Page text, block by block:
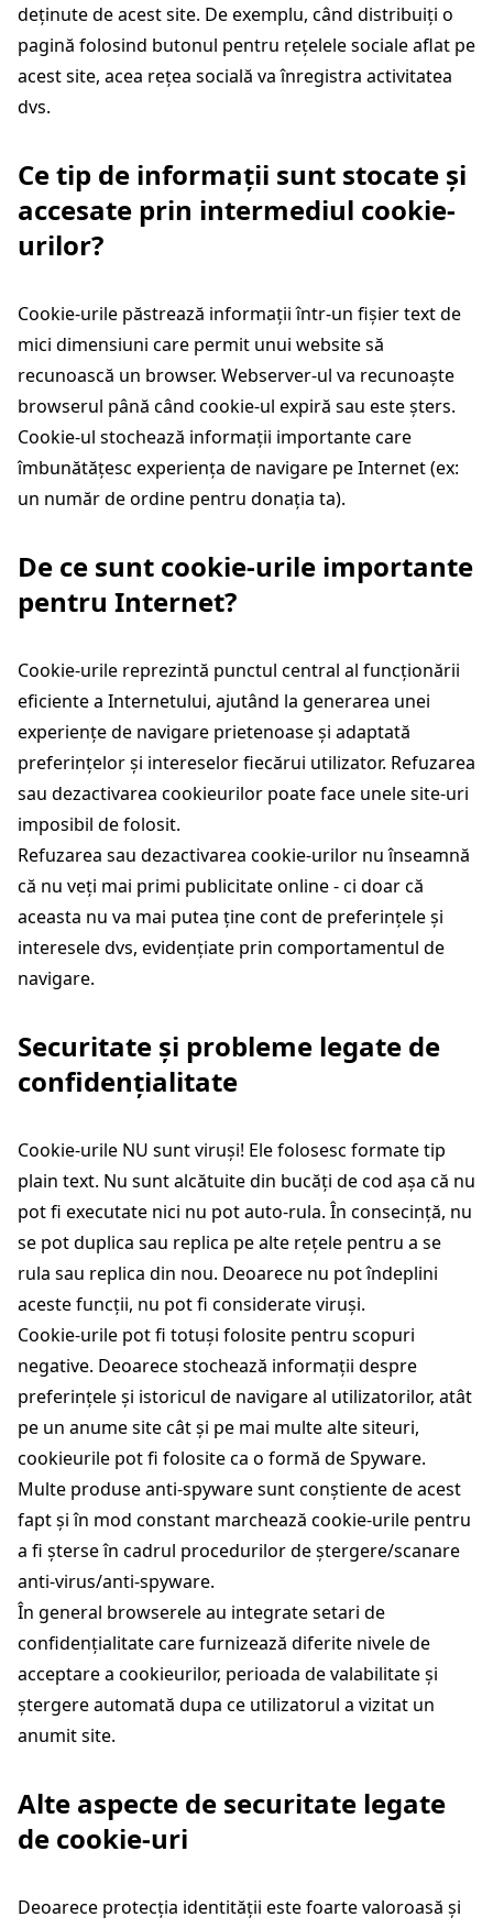
deținute de acest site. De exemplu, când distribuiți o
pagină folosind butonul pentru rețelele sociale aflat pe
acest site, acea rețea socială va înregistra activitatea
dvs.
Ce tip de informații sunt stocate și
accesate prin intermediul cookie-
urilor?
Cookie-urile păstrează informații într-un fișier text de
mici dimensiuni care permit unui website să
recunoască un browser. Webserver-ul va recunoaște
browserul până când cookie-ul expiră sau este șters.
Cookie-ul stochează informații importante care
îmbunătățesc experiența de navigare pe Internet (ex:
un număr de ordine pentru donația ta).
De ce sunt cookie-urile importante
pentru Internet?
Cookie-urile reprezintă punctul central al funcționării
eficiente a Internetului, ajutând la generarea unei
experiențe de navigare prietenoase și adaptată
preferințelor și intereselor fiecărui utilizator. Refuzarea
sau dezactivarea cookieurilor poate face unele site-uri
imposibil de folosit.
Refuzarea sau dezactivarea cookie-urilor nu înseamnă
că nu veți mai primi publicitate online - ci doar că
aceasta nu va mai putea ține cont de preferințele și
interesele dvs, evidențiate prin comportamentul de
navigare.
Securitate și probleme legate de
confidențialitate
Cookie-urile NU sunt viruși! Ele folosesc formate tip
plain text. Nu sunt alcătuite din bucăți de cod așa că nu
pot fi executate nici nu pot auto-rula. În consecință, nu
se pot duplica sau replica pe alte rețele pentru a se
rula sau replica din nou. Deoarece nu pot îndeplini
aceste funcții, nu pot fi considerate viruși.
Cookie-urile pot fi totuși folosite pentru scopuri
negative. Deoarece stochează informații despre
preferințele și istoricul de navigare al utilizatorilor, atât
pe un anume site cât și pe mai multe alte siteuri,
cookieurile pot fi folosite ca o formă de Spyware.
Multe produse anti-spyware sunt conștiente de acest
fapt și în mod constant marchează cookie-urile pentru
a fi șterse în cadrul procedurilor de ștergere/scanare
anti-virus/anti-spyware.
În general browserele au integrate setari de
confidențialitate care furnizează diferite nivele de
acceptare a cookieurilor, perioada de valabilitate și
ștergere automată dupa ce utilizatorul a vizitat un
anumit site.
Alte aspecte de securitate legate
de cookie-uri
Deoarece protecția identității este foarte valoroasă și